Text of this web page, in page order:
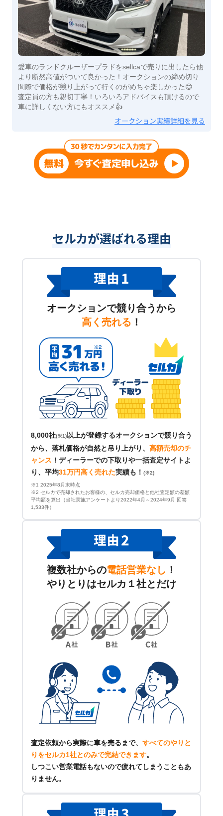
愛車のランドクルーザープラドをsellcaで売りに出したら他
より断然高値がついて良かった！オークションの締め切り
間際で価格が競り上がって行くのがめちゃ楽しかった😊
査定員の方も親切丁寧！いろいろアドバイスも頂けるので
車に詳しくない方にもオススメ👍
オークション実績詳細を見る
セルカが選ばれる理由
オークションで競り合うから
高く売れる ！
8,000社(※1)以上が登録するオークションで競り合う
から、落札価格が自然と吊り上がり、 高額売却のチ
ャンス ！ ディーラーでの下取りや一括査定サイトよ
り、平均31万円高く売れた実績も！ (※2)
※1 2025年8月末時点
※2 セルカで売却されたお客様の、セルカ売却価格と他社査定額の差額
平均額を算出（当社実施アンケートより2022年4月～2024年9月 回答
1,533件）
複数社からの電話営業なし ！
やりとりはセルカ１社とだけ
査定依頼から実際に車を売るまで、 すべてのやりと
りをセルカ1社とのみで完結できます。
しつこい営業電話もないので疲れてしまうこともあ
りません。